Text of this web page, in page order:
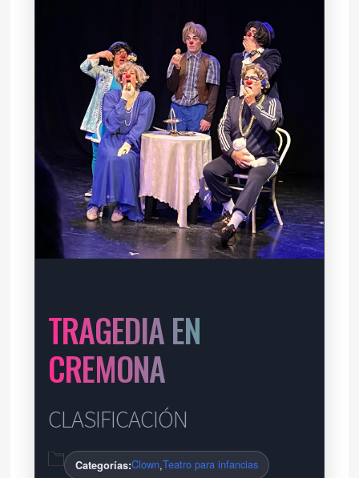
TRAGEDIA EN
CREMONA
CLASIFICACIÓN
Categorías:Clown,Teatro para infancias